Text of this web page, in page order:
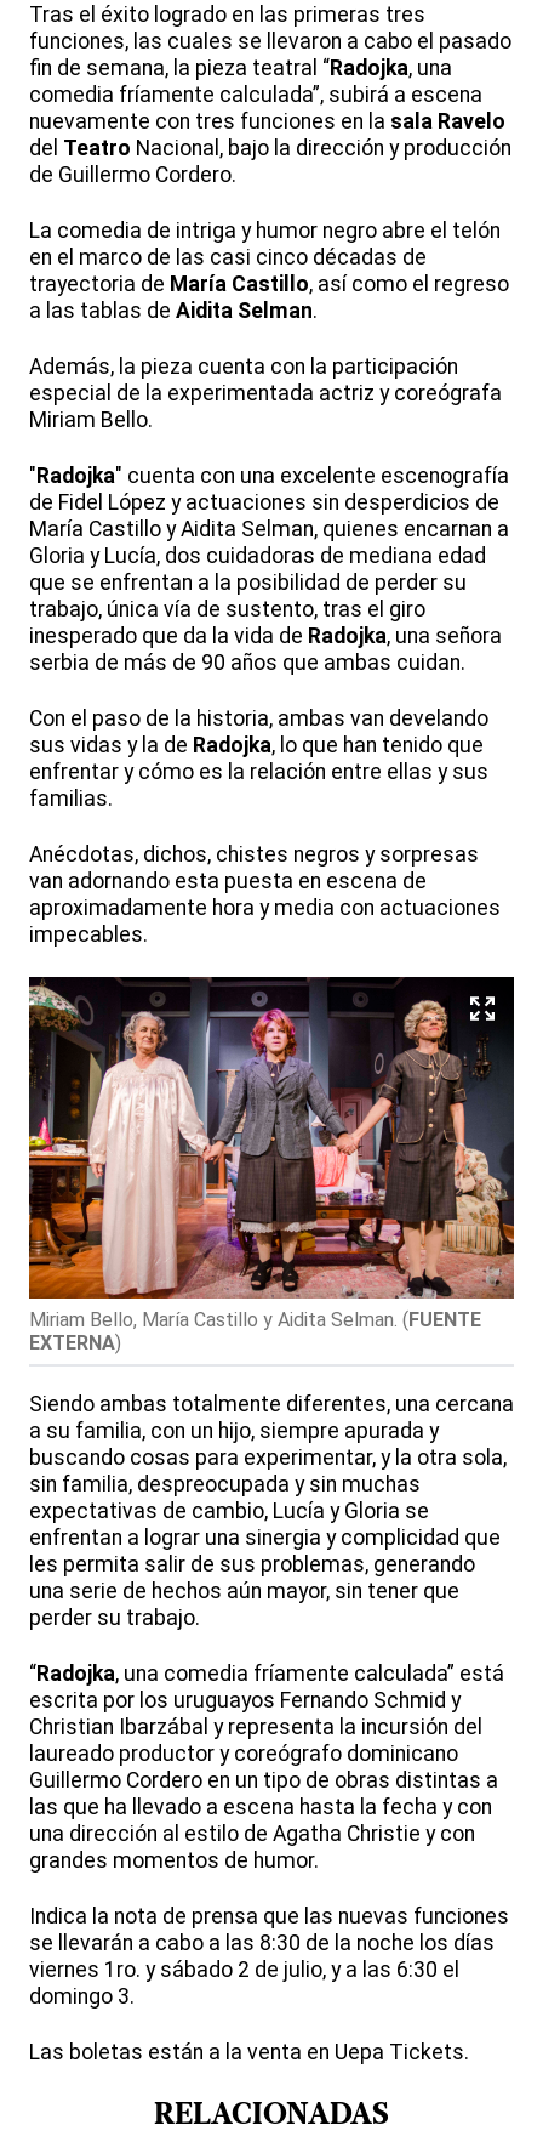
Tras el éxito logrado en las primeras tres
funciones, las cuales se llevaron a cabo el pasado
fin de semana, la pieza teatral “Radojka, una
comedia fríamente calculada”, subirá a escena
nuevamente con tres funciones en la sala Ravelo
del Teatro Nacional, bajo la dirección y producción
de Guillermo Cordero.
La comedia de intriga y humor negro abre el telón
en el marco de las casi cinco décadas de
trayectoria de María Castillo, así como el regreso
a las tablas de Aidita Selman.
Además, la pieza cuenta con la participación
especial de la experimentada actriz y coreógrafa
Miriam Bello.
" Radojka" cuenta con una excelente escenografía
de Fidel López y actuaciones sin desperdicios de
María Castillo y Aidita Selman, quienes encarnan a
Gloria y Lucía, dos cuidadoras de mediana edad
que se enfrentan a la posibilidad de perder su
trabajo, única vía de sustento, tras el giro
inesperado que da la vida de Radojka, una señora
serbia de más de 90 años que ambas cuidan.
Con el paso de la historia, ambas van develando
sus vidas y la de Radojka, lo que han tenido que
enfrentar y cómo es la relación entre ellas y sus
familias.
Anécdotas, dichos, chistes negros y sorpresas
van adornando esta puesta en escena de
aproximadamente hora y media con actuaciones
impecables.
Miriam Bello, María Castillo y Aidita Selman. (FUENTE
EXTERNA)
Siendo ambas totalmente diferentes, una cercana
a su familia, con un hijo, siempre apurada y
buscando cosas para experimentar, y la otra sola,
sin familia, despreocupada y sin muchas
expectativas de cambio, Lucía y Gloria se
enfrentan a lograr una sinergia y complicidad que
les permita salir de sus problemas, generando
una serie de hechos aún mayor, sin tener que
perder su trabajo.
“Radojka, una comedia fríamente calculada” está
escrita por los uruguayos Fernando Schmid y
Christian Ibarzábal y representa la incursión del
laureado productor y coreógrafo dominicano
Guillermo Cordero en un tipo de obras distintas a
las que ha llevado a escena hasta la fecha y con
una dirección al estilo de Agatha Christie y con
grandes momentos de humor.
Indica la nota de prensa que las nuevas funciones
se llevarán a cabo a las 8:30 de la noche los días
viernes 1ro. y sábado 2 de julio, y a las 6:30 el
domingo 3.
Las boletas están a la venta en Uepa Tickets.
RELACIONADAS